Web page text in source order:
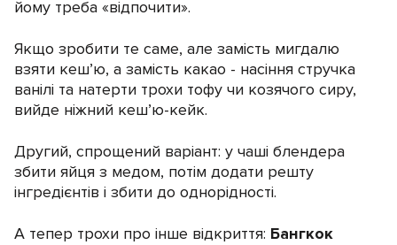
йому треба «відпочити».
Якщо зробити те саме, але замість мигдалю
взяти кеш’ю, а замість какао - насіння стручка
ванілі та натерти трохи тофу чи козячого сиру,
вийде ніжний кеш’ю-кейк.
Другий, спрощений варіант: у чаші блендера
збити яйця з медом, потім додати решту
інгредієнтів і збити до однорідності.
А тепер трохи про інше відкриття: Бангкок